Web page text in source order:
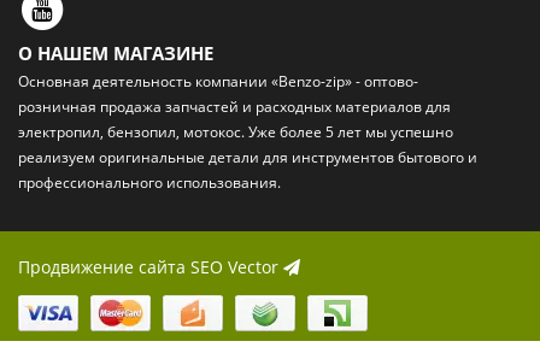
О НАШЕМ МАГАЗИНЕ
Основная деятельность компании «Benzo-zip» - оптово-
розничная продажа запчастей и расходных материаловдля
электропил, бензопил, мотокос. Уже более 5 лет мы успешно
реализуем оригинальные детали для инструментов бытового и
профессионального использования.
Продвижение сайта SEO Vector